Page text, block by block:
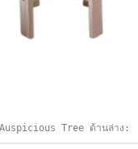
Tree ด้านล่าง: